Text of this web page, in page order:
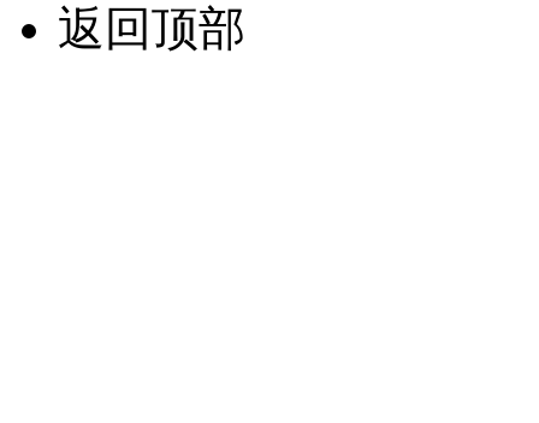
返回顶部